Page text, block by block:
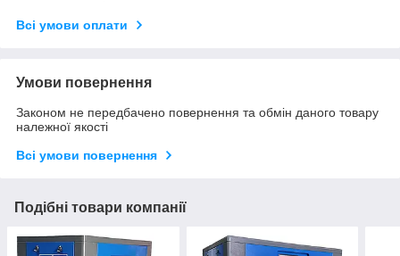
Всі умови оплати
Умови повернення
Законом не передбачено повернення та обмін даного товару
належної якості
Всі умови повернення
Подібні товари компанії